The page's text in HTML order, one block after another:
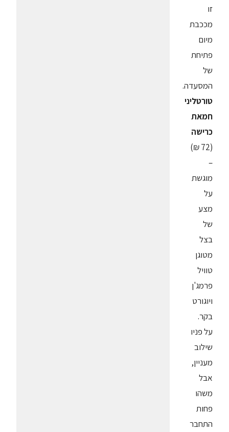
זו
מככבת
מיום
פתיחת
של
המסעדה.
טורטליני
חמאת
כרישה
(72 ₪)
–
מוגשת
על
מצע
של
בצל
מטוגן
טוויל
פרמג'ן
ויוגורט
בקר.
על פניו
שילוב
מעניין,
אבל
משהו
פחות
התחבר